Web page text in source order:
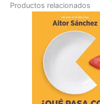
Productos relacionados